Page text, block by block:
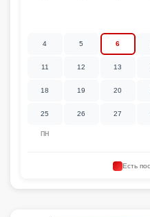
ПН
4 5 6
11 12 13
18 19 20
25 26 27
Есть